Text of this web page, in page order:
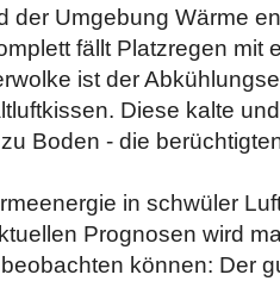
der Umgebung Wärme
fällt Platzregen mit
ist der
Diese kalte
Boden - die
in schwüler
Prognosen wird
können: Der